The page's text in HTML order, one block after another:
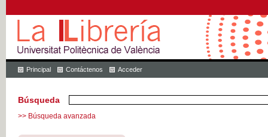
Principal Contáctenos Acceder
Búsqueda
>> Búsqueda avanzada